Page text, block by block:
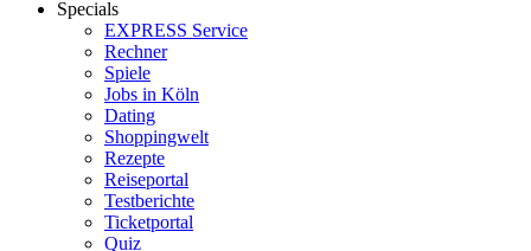
Specials
EXPRESS Service
Rechner
Spiele
Jobs in Köln
Dating
Shoppingwelt
Rezepte
Reiseportal
Testberichte
Ticketportal
Quiz